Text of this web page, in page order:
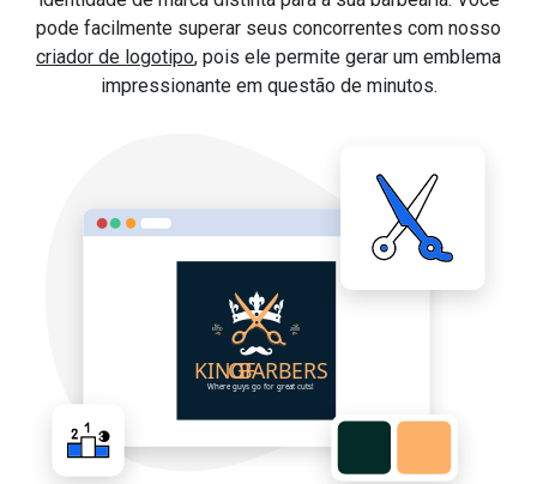
pode facilmente superar seus concorrentes com nosso
criador de logotipo, pois ele permite gerar um emblema
impressionante em questão de minutos.